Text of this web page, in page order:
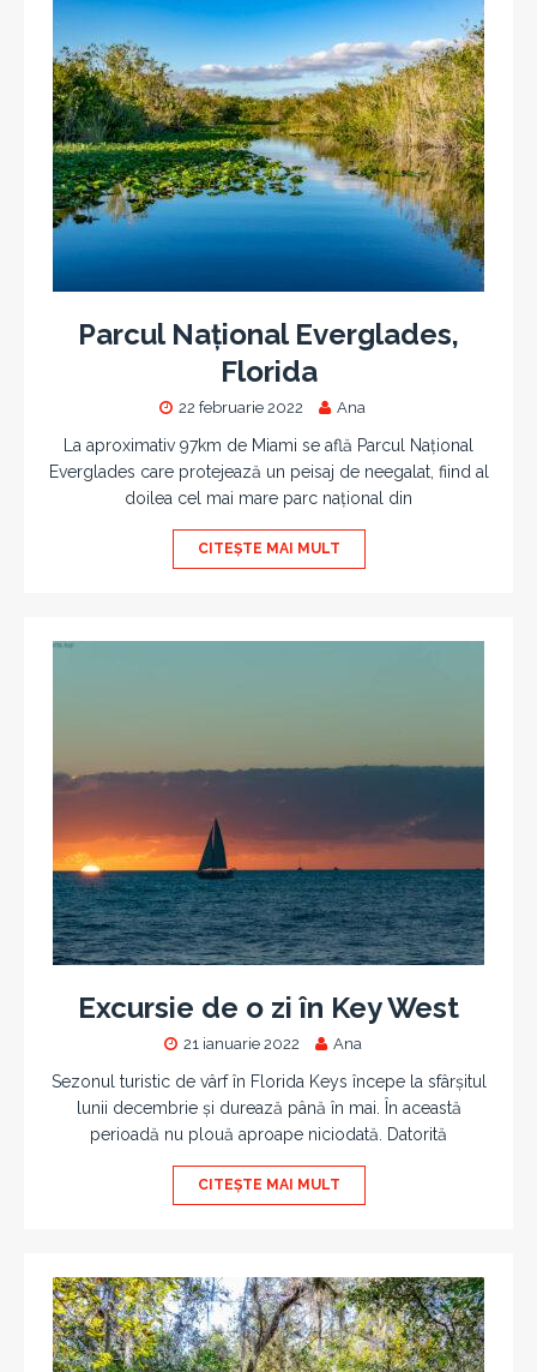
Parcul Național Everglades,
Florida
22 februarie 2022 Ana
La aproximativ 97km de Miami se află Parcul Național
Everglades care protejează un peisaj de neegalat, fiind al
doilea cel mai mare parc național din
CITEȘTE MAI MULT
Excursie de o zi în Key West
21 ianuarie 2022 Ana
Sezonul turistic de vârf în Florida Keys începe la sfârșitul
lunii decembrie și durează până în mai. În această
perioadă nu plouă aproape niciodată. Datorită
CITEȘTE MAI MULT